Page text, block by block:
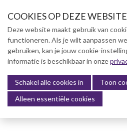
Menu
Over
NVBK
Kennisbank
COOKIES OP DEZE WEBSITE
Deze website maakt gebruik van
functioneren. Als je wilt aanpassen
gebruiken, kan je jouw cookie-
informatie is beschikbaar in onze
Schakel alle cookies in
Toon
Alleen essentiële cookies